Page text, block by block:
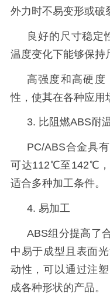
外力时不易变形或破
良 好的尺寸稳定
温度变化下能够保持
高强度和高硬度
性，使其在各种应用
3. 比阻燃ABS耐
PC/ABS合金具
可达112℃至142℃，
适合多种加工条件。
4. 易加工
ABS组分提高了
中易于成型且表面
动性，可以通过注
成各种形状的产品。